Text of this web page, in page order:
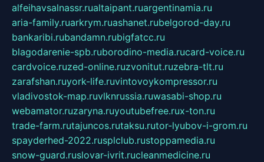
alfeihavsalnassr.rualtaipant.ruargentinamia.ru
aria-family.ruarkrym.ruashanet.rubelgorod-day.ru
bankaribi.rubandamn.rubigfatcc.ru
blagodarenie-spb.ruborodino-media.rucard-voice.ru
cardvoice.ruzed-online.ruzvonitut.ruzebra-tlt.ru
zarafshan.ruyork-life.ruvintovoykompressor.ru
vladivostok-map.ruvlknrussia.ruwasabi-shop.ru
webamator.ruzaryna.ruyoutubefree.rux-ton.ru
trade-farm.rutajuncos.rutaksu.rutor-lyubov-i-grom.ru
spayderhed-2022.rusplclub.rustoppamedia.ru
snow-guard.ruslovar-ivrit.rucleanmedicine.ru